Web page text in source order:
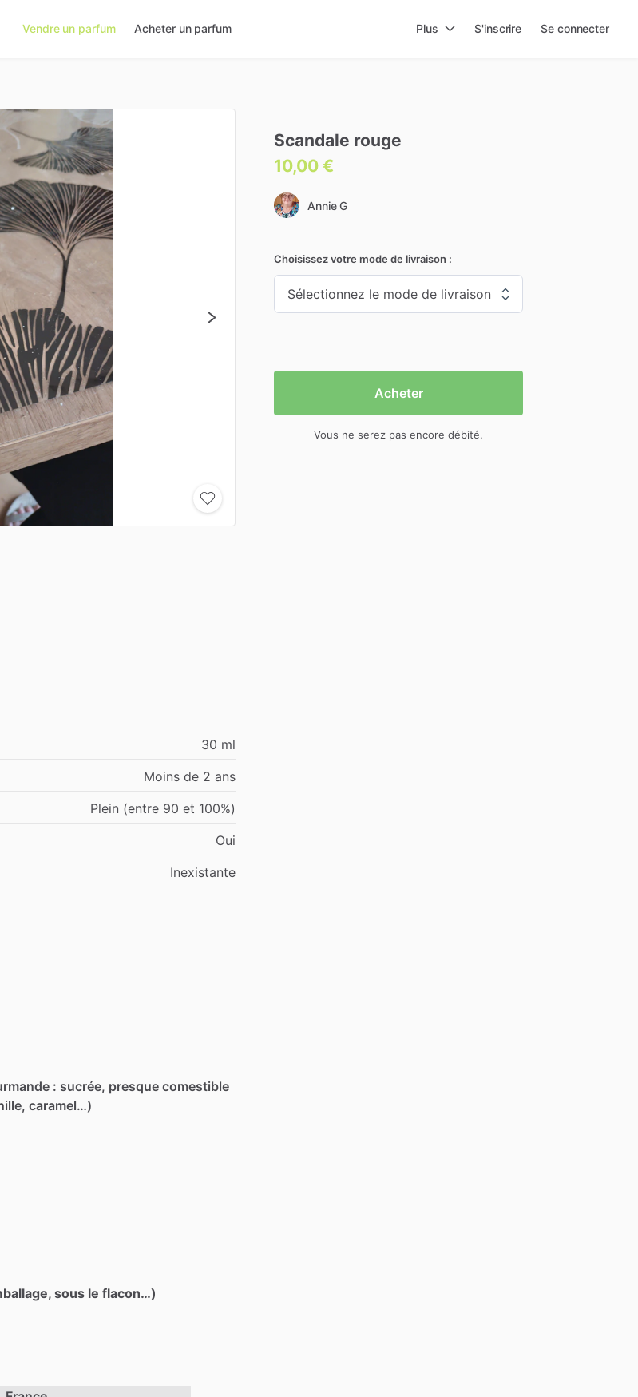
Vendre un parfum Acheter un parfum Plus S'inscrire Se connecter
30 ml
Moins de 2 ans
Plein (entre 90 et 100%)
Oui
Inexistante
: sucrée, presque comestible
caramel…)
sous le flacon…)
Scandale rouge
10,00 €
Annie G
Choisissez votre mode de livraison :
Acheter
Vous ne serez pas encore débité.